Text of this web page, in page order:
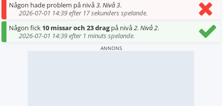
Någon hade problem på nivå3. Nivå 3.
2026-07-01 14:39 efter 17 sekunders spelande.
Någon fick 10 missar och 23 dragpå nivå2. Nivå 2.
2026-07-01 14:39 efter 1 minuts spelande.
ANNONS